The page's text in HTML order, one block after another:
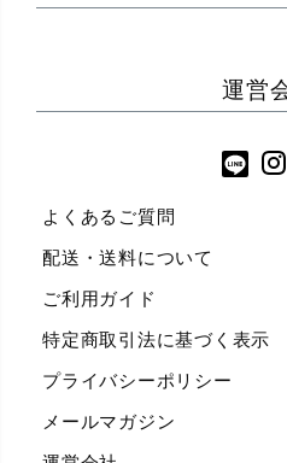
運営
よくあるご質問
配送・送料について
ご利用ガイド
特定商取引法に基づく表示
プライバシーポリシー
メールマガジン